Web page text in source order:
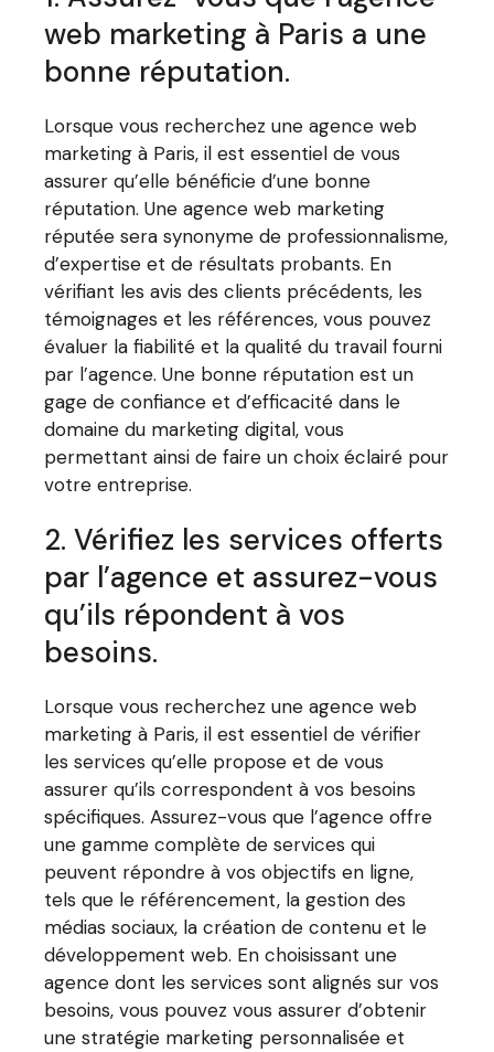
web marketing à Paris a une
bonne réputation.
Lorsque vous recherchez une agence web
marketing à Paris, il est essentiel de vous
assurer qu’elle bénéficie d’une bonne
réputation. Une agence web marketing
réputée sera synonyme de professionnalisme,
d’expertise et de résultats probants. En
vérifiant les avis des clients précédents, les
témoignages et les références, vous pouvez
évaluer la fiabilité et la qualité du travail fourni
par l’agence. Une bonne réputation est un
gage de confiance et d’efficacité dans le
domaine du marketing digital, vous
permettant ainsi de faire un choix éclairé pour
votre entreprise.
2. Vérifiez les services offerts
par l’agence et assurez-vous
qu’ils répondent à vos
besoins.
Lorsque vous recherchez une agence web
marketing à Paris, il est essentiel de vérifier
les services qu’elle propose et de vous
assurer qu’ils correspondent à vos besoins
spécifiques. Assurez-vous que l’agence offre
une gamme complète de services qui
peuvent répondre à vos objectifs en ligne,
tels que le référencement, la gestion des
médias sociaux, la création de contenu et le
développement web. En choisissant une
agence dont les services sont alignés sur vos
besoins, vous pouvez vous assurer d’obtenir
une stratégie marketing personnalisée et